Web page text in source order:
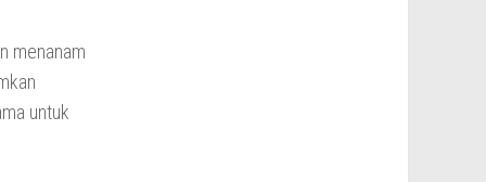
menanam
untuk